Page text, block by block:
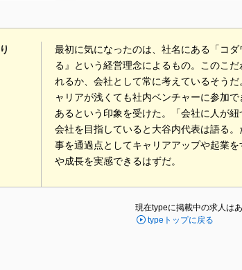
最初に気になったのは、社名にある「コ
る』という経営理念によるもの。このこ
れるか、会社として常に考えているそう
ャリアが浅くても社内ベンチャーに参加
あるという印象を受けた。「会社に人が
会社を目指していると大谷内代表は語る
事を通過点としてキャリアアップや起業
や成長を実感できるはずだ。
現在typeに掲載中の求人はあ
typeトップに戻る